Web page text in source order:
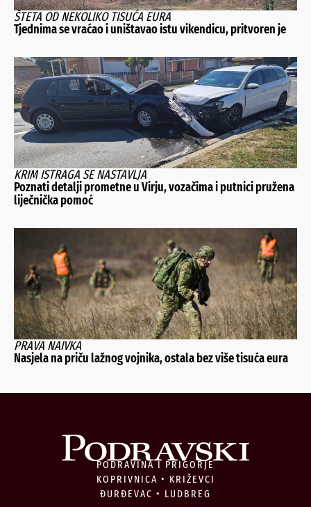
ŠTETA OD NEKOLIKO TISUĆA EURA
Tjednima se vraćao i uništavao istu vikendicu, pritvoren je
KRIM ISTRAGA SE NASTAVLJA
Poznati detalji prometne u Virju, vozačima i putnici pružena
liječnička pomoć
PRAVA NAIVKA
Nasjela na priču lažnog vojnika, ostala bez više tisuća eura
PODRAVINA I PRIGORJE
KOPRIVNICA • KRIŽEVCI
ĐURĐEVAC • LUDBREG